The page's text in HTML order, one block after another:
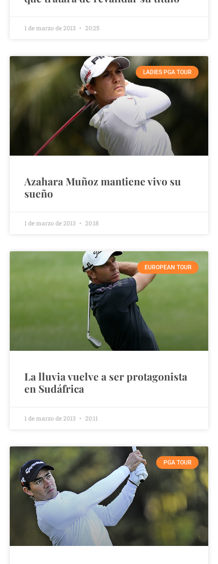
1 de marzo de 2013 20:25
LADIES PGA TOUR
Azahara Muñoz mantiene vivo su
sueño
1 de marzo de 2013 20:18
EUROPEAN TOUR
La lluvia vuelve a ser protagonista
en Sudáfrica
1 de marzo de 2013 20:11
PGA TOUR